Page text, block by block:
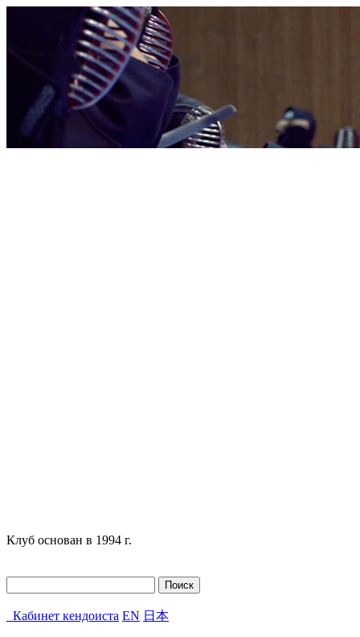
Клуб основан в 1994 г.
Кабинет кендоиста EN 日本